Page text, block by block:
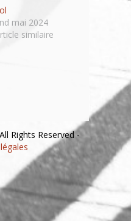
mai 2024
similaire
Rights Reserved -